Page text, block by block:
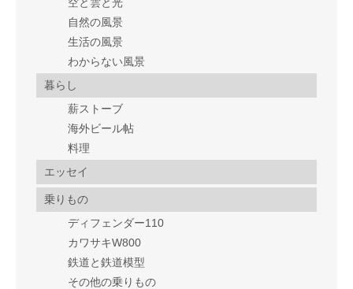
自然の風景
生活の風景
わからない風景
暮らし
薪ストーブ
海外ビール帖
料理
エッセイ
乗りもの
ディフェンダー110
カワサキW800
鉄道と鉄道模型
その他の乗りもの